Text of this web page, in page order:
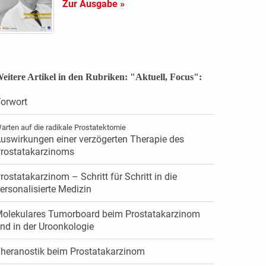
Zur Ausgabe »
Artikel in den Rubriken: "Aktuell, Focus":
auf die radikale Prostatektomie
einer verzögerten Therapie des
– Schritt für Schritt in die
Medizin
Tumorboard beim Prostatakarzinom
in der Uroonkologie
beim Prostatakarzinom